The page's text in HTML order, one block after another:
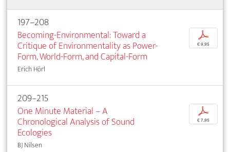
197–208
Becoming-Environmental: Toward a
Critique of Environmentality as Power-
Form, World-Form, and Capital-Form
Erich Hörl
p
€ 9,95
209–215
One Minute Material – A
Chronological Analysis of Sound
Ecologies
BJ Nilsen
p
€ 7,95